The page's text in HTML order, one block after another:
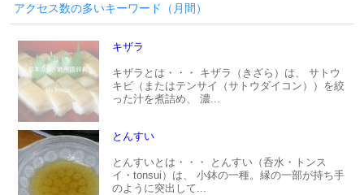
アクセス数の多いキーワード（月間）
キザラ
キザラとは・・・ キザラ（きざら）は、 サトウ
キビ（またはテンサイ（サトウダイコン））を絞
った汁を煮詰め、 濃...
とんすい
とんすいとは・・・ とんすい（呑水・トンス
イ・tonsui）は、 小鉢の一種。縁の一部が持ち手
のように突出して...